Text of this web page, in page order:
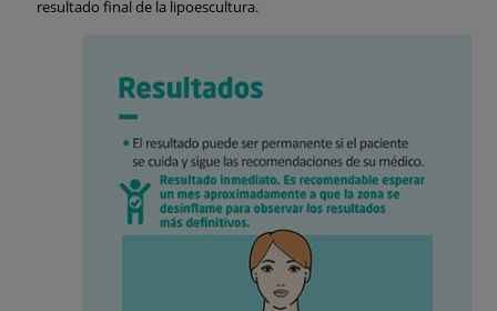
resultado final de la lipoescultura.